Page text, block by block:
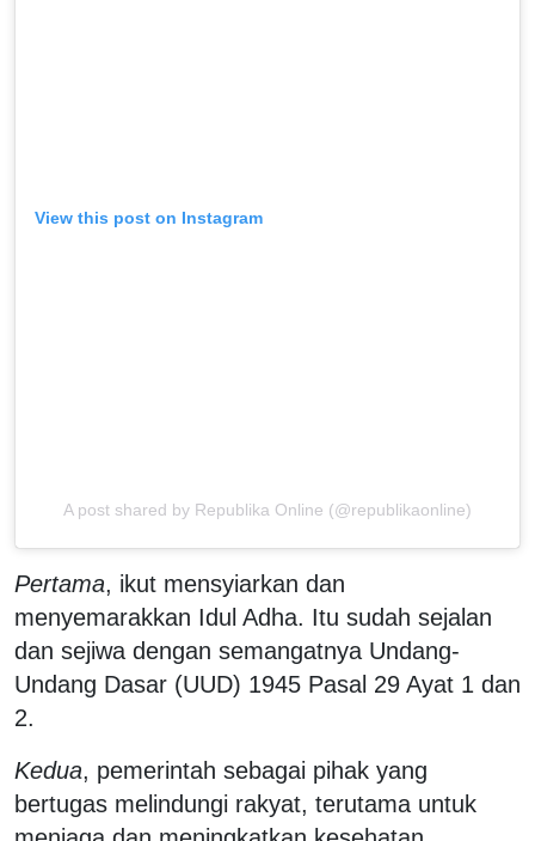
View this post on Instagram
A post shared by Republika Online (@republikaonline)
Pertama, ikut mensyiarkan dan
menyemarakkan Idul Adha. Itu sudah sejalan
dan sejiwa dengan semangatnya Undang-
Undang Dasar (UUD) 1945 Pasal 29 Ayat 1 dan
2.
Kedua, pemerintah sebagai pihak yang
bertugas melindungi rakyat, terutama untuk